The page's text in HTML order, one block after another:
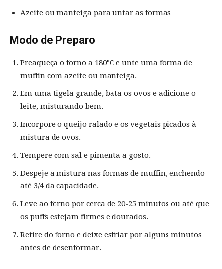
Azeite ou manteiga para untar as formas
Modo de Preparo
Preaqueça o forno a 180°C e unte uma forma de
muffin com azeite ou manteiga.
Em uma tigela grande, bata os ovos e adicione o
leite, misturando bem.
Incorpore o queijo ralado e os vegetais picados à
mistura de ovos.
Tempere com sal e pimenta a gosto.
Despeje a mistura nas formas de muffin, enchendo
até 3/4 da capacidade.
Leve ao forno por cerca de 20-25 minutos ou até que
os puffs estejam firmes e dourados.
Retire do forno e deixe esfriar por alguns minutos
antes de desenformar.